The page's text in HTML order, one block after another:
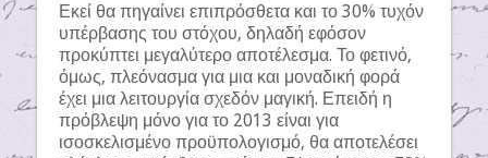
Εκεί θα πηγαίνει επιπρόσθετα και το 30% τυχόν
υπέρβασης του στόχου, δηλαδή εφόσον
προκύπτει μεγαλύτερο αποτέλεσμα. Το φετινό,
όμως, πλεόνασμα για μια και μοναδική φορά
έχει μια λειτουργία σχεδόν μαγική. Επειδή η
πρόβλεψη μόνο για το 2013 είναι για
ισοσκελισμένο προϋπολογισμό, θα αποτελέσει